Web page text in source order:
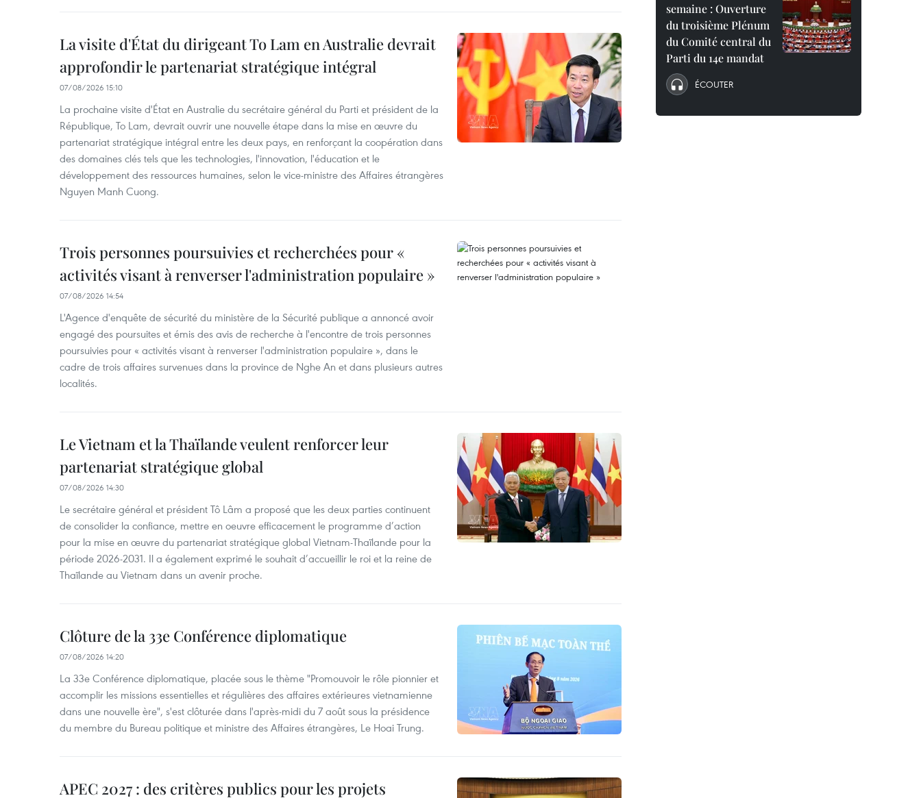
La visite d'État du dirigeant To Lam en Australie devrait
approfondir le partenariat stratégique intégral
07/08/2026 15:10
La prochaine visite d'État en Australie du secrétaire général du Parti et président de la
République, To Lam, devrait ouvrir une nouvelle étape dans la mise en œuvre du
partenariat stratégique intégral entre les deux pays, en renforçant la coopération dans
des domaines clés tels que les technologies, l'innovation, l'éducation et le
développement des ressources humaines, selon le vice-ministre des Affaires étrangères
Nguyen Manh Cuong.
Trois personnes poursuivies et recherchées pour «
activités visant à renverser l'administration populaire »
07/08/2026 14:54
L'Agence d'enquête de sécurité du ministère de la Sécurité publique a annoncé avoir
engagé des poursuites et émis des avis de recherche à l'encontre de trois personnes
poursuivies pour « activités visant à renverser l'administration populaire », dans le
cadre de trois affaires survenues dans la province de Nghe An et dans plusieurs autres
localités.
Le Vietnam et la Thaïlande veulent renforcer leur
partenariat stratégique global
07/08/2026 14:30
Le secrétaire général et président Tô Lâm a proposé que les deux parties continuent
de consolider la confiance, mettre en oeuvre efficacement le programme d’action
pour la mise en œuvre du partenariat stratégique global Vietnam-Thaïlande pour la
période 2026-2031. Il a également exprimé le souhait d’accueillir le roi et la reine de
Thaïlande au Vietnam dans un avenir proche.
Clôture de la 33e Conférence diplomatique
07/08/2026 14:20
La 33e Conférence diplomatique, placée sous le thème "Promouvoir le rôle pionnier et
accomplir les missions essentielles et régulières des affaires extérieures vietnamienne
dans une nouvelle ère", s'est clôturée dans l'après-midi du 7 août sous la présidence
du membre du Bureau politique et ministre des Affaires étrangères, Le Hoai Trung.
APEC 2027 : des critères publics pour les projets
semaine : Ouverture
du troisième Plénum
du Comité central du
Parti du 14e mandat
ÉCOUTER